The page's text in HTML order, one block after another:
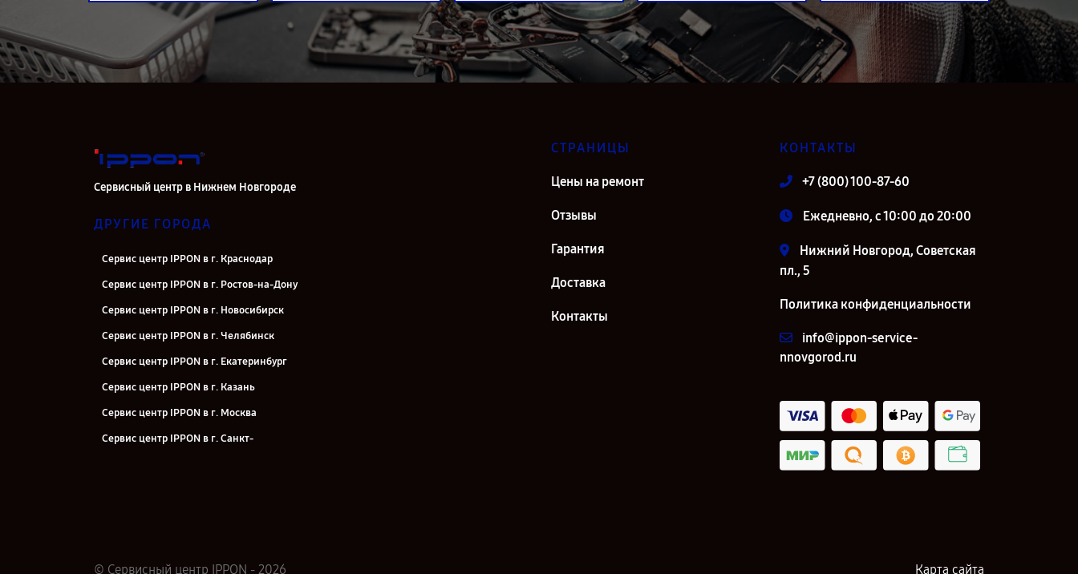
Сервисный центр в Нижнем Новгороде
ДРУГИЕ ГОРОДА
Сервис центр IPPON в г. Краснодар
Сервис центр IPPON в г. Ростов-на-Дону
Сервис центр IPPON в г. Новосибирск
Сервис центр IPPON в г. Челябинск
Сервис центр IPPON в г. Екатеринбург
Сервис центр IPPON в г. Казань
Сервис центр IPPON в г. Москва
Сервис центр IPPON в г. Санкт-
СТРАНИЦЫ
Цены на ремонт
Отзывы
Гарантия
Доставка
Контакты
КОНТАКТЫ
+7 (800) 100-87-60
Ежедневно, с 10:00 до 20:00
Нижний Новгород, Советская
пл., 5
Политика конфиденциальности
info@ippon-service-
nnovgorod.ru
© Сервисный центр IPPON - 2026 Карта сайта